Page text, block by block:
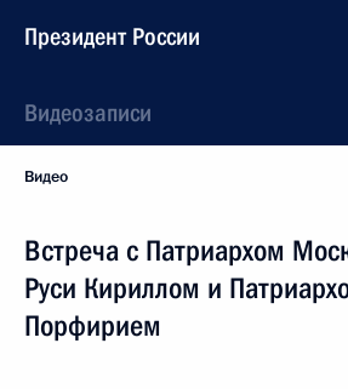
Президент России
Видеозаписи
Видео
Встреча с Патриархом
Руси Кириллом и
Порфирием